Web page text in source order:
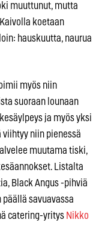
muuttunut, mutta
koetaan
hauskuutta, naurua
myös niin
suoraan lounaan
ja myös yksi
niin pienessä
muutama tiski,
Listalta
Black Angus -pihviä
savuavassa
catering-yritys Nikko